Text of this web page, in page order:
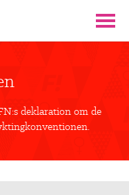
deklaration om de